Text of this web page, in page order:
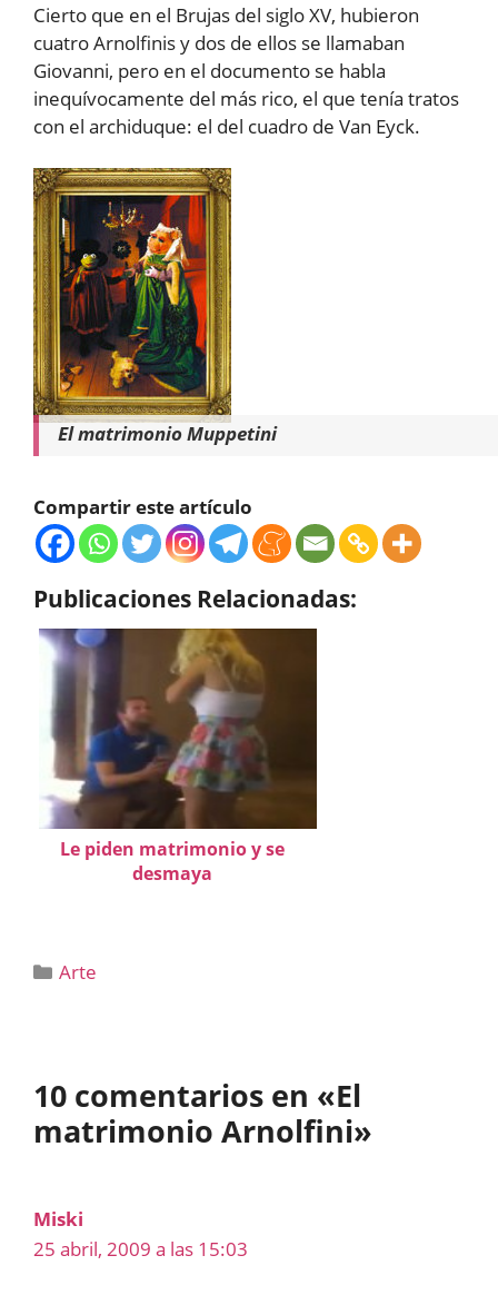
Cierto que en el Brujas del siglo XV, hubieron
cuatro Arnolfinis y dos de ellos se llamaban
Giovanni, pero en el documento se habla
inequívocamente del más rico, el que tenía tratos
con el archiduque: el del cuadro de Van Eyck.
El matrimonio Muppetini
Compartir este artículo
Publicaciones Relacionadas:
Le piden matrimonio y se
desmaya
Categorías
Arte
10 comentarios en «El
matrimonio Arnolfini»
Miski
25 abril, 2009 a las 15:03